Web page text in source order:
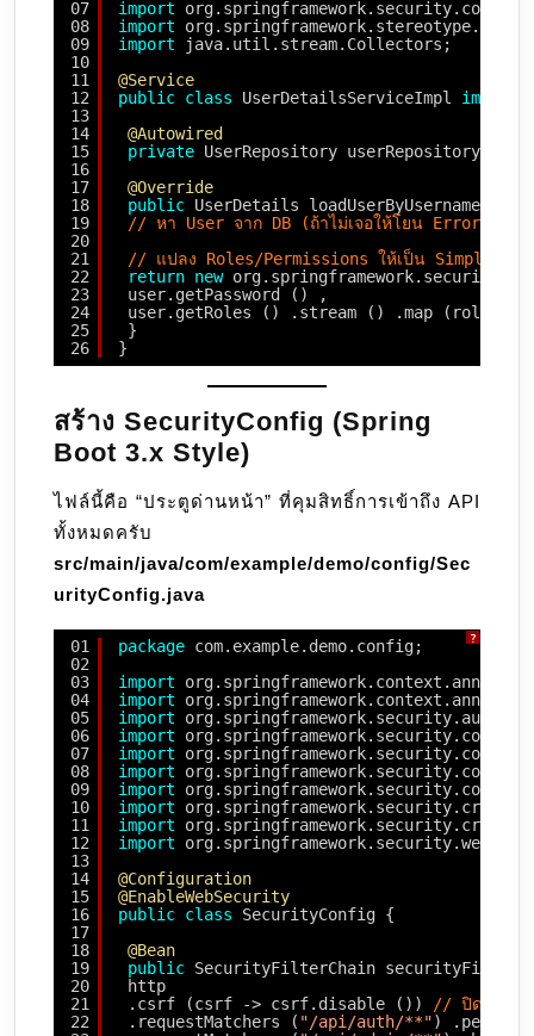
07
08
09
10
11
12
13
14
15
16
17
18
19
20
21
22
23
24
25
26
import
import
import
java.util.stream.Collectors;
@Service
public class UserDetailsServiceImpl
@Autowired
private UserRepository userRepository;
@Override
public UserDetails loadUserByUsername
// หา User จาก DB (ถ้าไม่เจอให้โยน Error เห
// แปลง Roles/Permissions ให้เป็น
return new
user.getPassword () ,
user.getRoles () .stream () .map (role ->
}
}
สร้าง SecurityConfig (Spring
Boot 3.x Style)
ไฟล์นี้คือ “ประตูด่านหน้า” ที่คุมสิทธิ์การเข้าถึง API
ทั้งหมดครับ
src/main/java/com/example/demo/config/Sec
urityConfig.java
?
01
02
03
04
05
06
07
08
09
10
11
12
13
14
15
16
17
18
19
20
21
22
package com.example.demo.config;
import
import
import
import
import
import
import
import
import
import
@Configuration
@EnableWebSecurity
public class
SecurityConfig {
@Bean
public SecurityFilterChain
http
.csrf (csrf -> csrf.disable ()) // ปิดไว้สำ
.requestMatchers ( "/api/auth/**")